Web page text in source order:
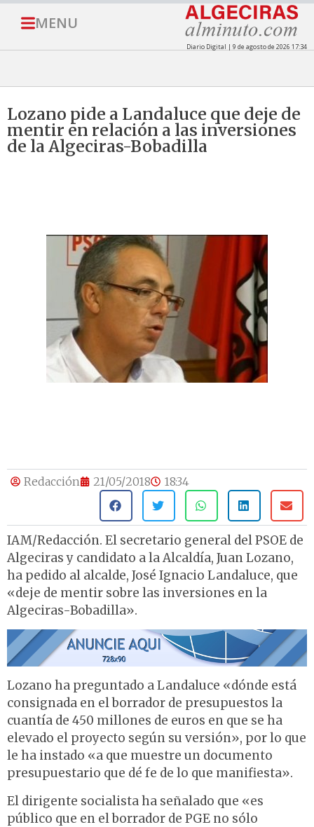
MENU
Diario Digital | 9 de agosto de 2026 17:34
Lozano pide a Landaluce que deje de
mentir en relación a las inversiones
de la Algeciras-Bobadilla
Redacción 21/05/2018 18:34
IAM/Redacción. El secretario general del PSOE de
Algeciras y candidato a la Alcaldía, Juan Lozano,
ha pedido al alcalde, José Ignacio Landaluce, que
«deje de mentir sobre las inversiones en la
Algeciras-Bobadilla».
Lozano ha preguntado a Landaluce «dónde está
consignada en el borrador de presupuestos la
cuantía de 450 millones de euros en que se ha
elevado el proyecto según su versión», por lo que
le ha instado «a que muestre un documento
presupuestario que dé fe de lo que manifiesta».
El dirigente socialista ha señalado que «es
público que en el borrador de PGE no sólo